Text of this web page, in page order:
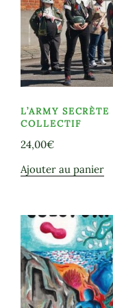
L’ARMY SECRÈTE
COLLECTIF
24,00€
Ajouter au panier